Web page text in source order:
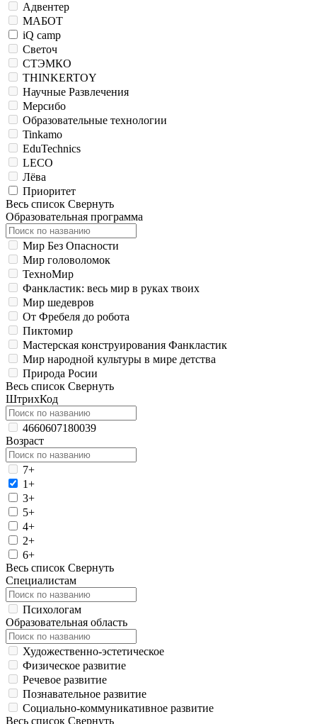
Адвентер
МАБОТ
iQ camp
Светоч
СТЭМКО
THINKERTOY
Научные Развлечения
Мерсибо
Образовательные технологии
Tinkamo
EduTechnics
LECO
Лёва
Приоритет
Весь список Свернуть
Образовательная программа
Мир Без Опасности
Мир головоломок
ТехноМир
Фанкластик: весь мир в руках твоих
Мир шедевров
От Фребеля до робота
Пиктомир
Мастерская конструирования Фанкластик
Мир народной культуры в мире детства
Природа Росии
Весь список Свернуть
ШтрихКод
4660607180039
Возраст
7+
1+
3+
5+
4+
2+
6+
Весь список Свернуть
Специалистам
Психологам
Образовательная область
Художественно-эстетическое
Физическое развитие
Речевое развитие
Познавательное развитие
Социально-коммуникативное развитие
Весь список Свернуть